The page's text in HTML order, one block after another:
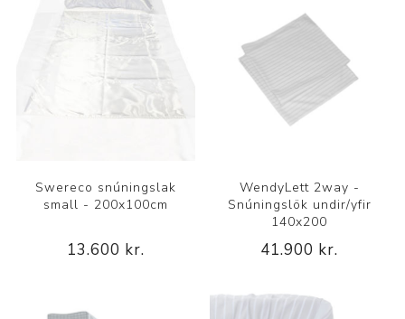
Swereco snúningslak
small - 200x100cm
13.600 kr.
WendyLett 2way -
Snúningslök undir/yfir
140x200
41.900 kr.